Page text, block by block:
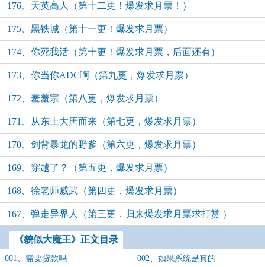
176、天英高人（第十二更！爆发求月票！）
175、黑铁城（第十一更！爆发求月票）
174、你死我活（第十更！爆发求月票，后面还有）
173、你当你ADC啊（第九更，爆发求月票）
172、羞羞宗（第八更，爆发求月票）
171、从东土大唐而来（第七更，爆发求月票）
170、剑背暴龙的野爹（第六更，爆发求月票）
169、穿越了？（第五更，爆发求月票）
168、徐老师威武（第四更，爆发求月票）
167、弹走异界人（第三更，归来爆发求月票求打赏 ）
《貌似大魔王》正文目录
001、需要贷款吗 002、如果系统是真的